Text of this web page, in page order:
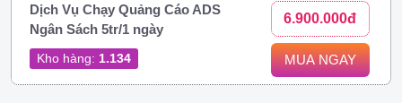
Dịch Vụ Chạy Quảng Cáo ADS
Ngân Sách 5tr/1 ngày
Kho hàng: 1.134
6.900.000đ
MUA NGAY